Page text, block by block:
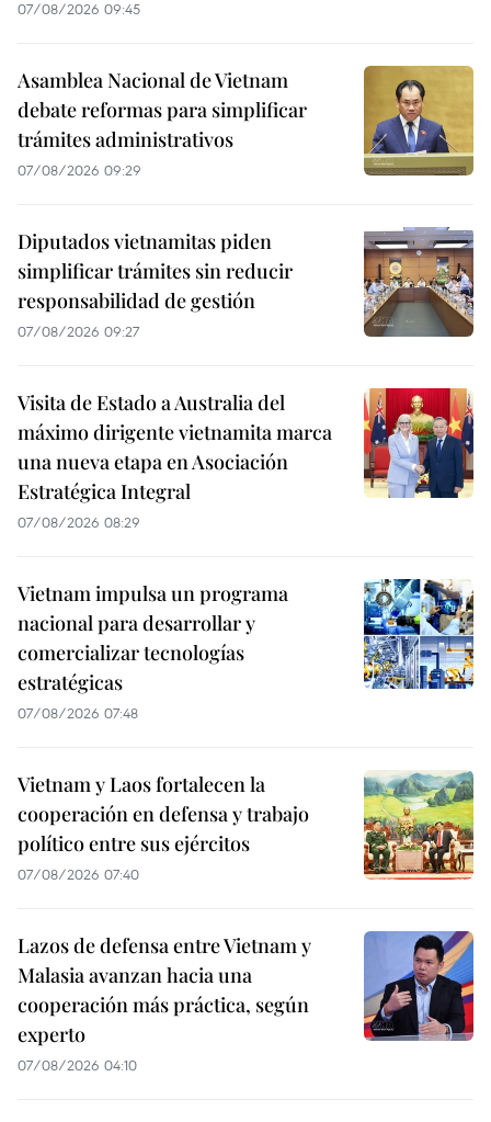
07/08/2026 09:45
Asamblea Nacional de Vietnam
debate reformas para simplificar
trámites administrativos
07/08/2026 09:29
Diputados vietnamitas piden
simplificar trámites sin reducir
responsabilidad de gestión
07/08/2026 09:27
Visita de Estado a Australia del
máximo dirigente vietnamita marca
una nueva etapa en Asociación
Estratégica Integral
07/08/2026 08:29
Vietnam impulsa un programa
nacional para desarrollar y
comercializar tecnologías
estratégicas
07/08/2026 07:48
Vietnam y Laos fortalecen la
cooperación en defensa y trabajo
político entre sus ejércitos
07/08/2026 07:40
Lazos de defensa entre Vietnam y
Malasia avanzan hacia una
cooperación más práctica, según
experto
07/08/2026 04:10